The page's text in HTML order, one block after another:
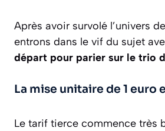
Après avoir survolé l’univers
entrons dans le vif du sujet
départ pour parier sur le trio
La mise unitaire de 1 euro
Le tarif tierce commence très